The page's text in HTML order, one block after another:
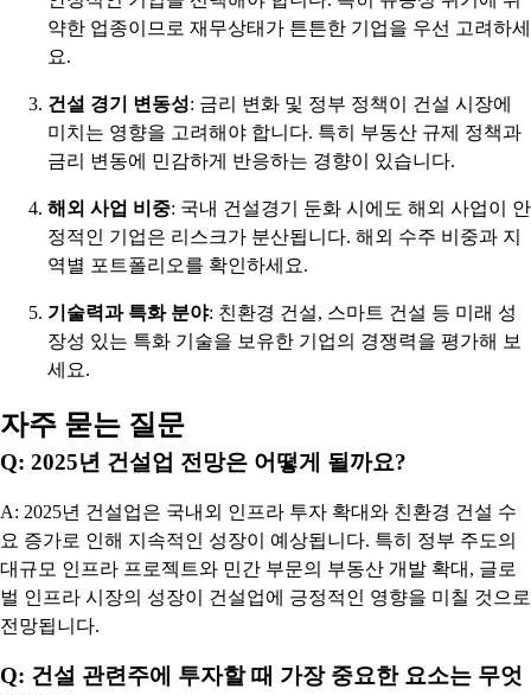
약한 업종이므로 재무상태가 튼튼한 기업을 우선 고려하세
요.
건설 경기 변동성: 금리 변화 및 정부 정책이 건설 시장에
미치는 영향을 고려해야 합니다. 특히 부동산 규제 정책과
금리 변동에 민감하게 반응하는 경향이 있습니다.
해외 사업 비중: 국내 건설경기 둔화 시에도 해외 사업이 안
정적인 기업은 리스크가 분산됩니다. 해외 수주 비중과 지
역별 포트폴리오를 확인하세요.
기술력과 특화 분야: 친환경 건설, 스마트 건설 등 미래 성
장성 있는 특화 기술을 보유한 기업의 경쟁력을 평가해 보
세요.
자주 묻는 질문
Q: 2025년 건설업 전망은 어떻게 될까요?
A: 2025년 건설업은 국내외 인프라 투자 확대와 친환경 건설 수
요 증가로 인해 지속적인 성장이 예상됩니다. 특히 정부 주도의
대규모 인프라 프로젝트와 민간 부문의 부동산 개발 확대, 글로
벌 인프라 시장의 성장이 건설업에 긍정적인 영향을 미칠 것으로
전망됩니다.
Q: 건설 관련주에 투자할 때 가장 중요한 요소는 무엇